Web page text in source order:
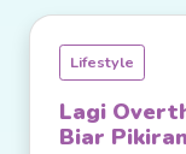
Lifestyle
Lagi
Biar